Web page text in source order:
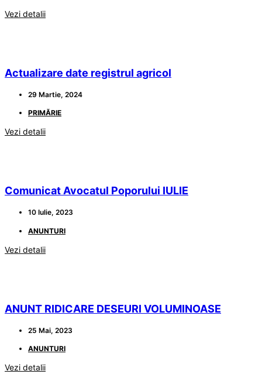
Vezi detalii
Actualizare date registrul agricol
29 Martie, 2024
PRIMĂRIE
Vezi detalii
Comunicat Avocatul Poporului IULIE
10 Iulie, 2023
ANUNTURI
Vezi detalii
ANUNT RIDICARE DESEURI VOLUMINOASE
25 Mai, 2023
ANUNTURI
Vezi detalii